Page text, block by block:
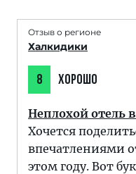
Отзыв о регионе
Халкидики
8 ХОРОШО
Неплохой отель
Хочется
впечатлениями
этом году. Вот